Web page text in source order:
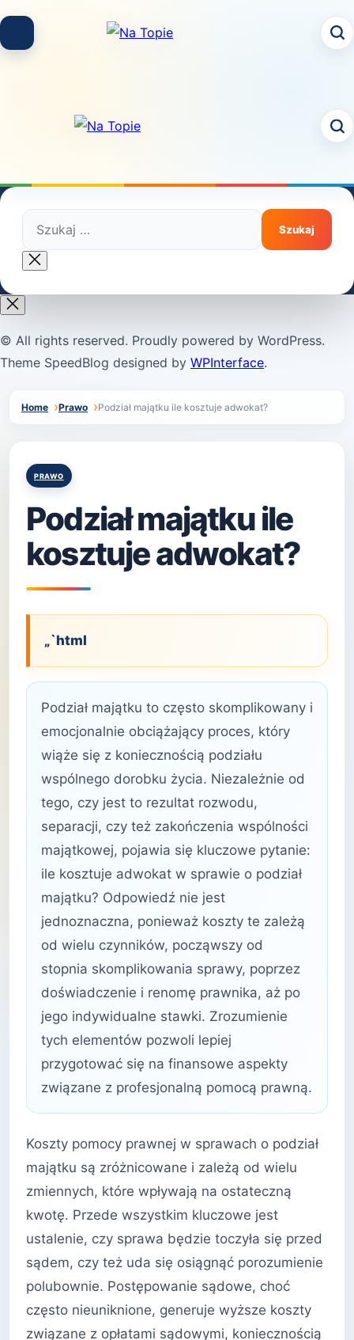
content
Szukaj:
Close
search
© All rights reserved. Proudly powered by WordPress.
Theme SpeedBlog designed by WPInterface.
Home Prawo Podział majątku ile kosztuje adwokat?
Posted
PRAWO
Podział majątku ile
kosztuje adwokat?
„`html
Podział majątku to często skomplikowany i
emocjonalnie obciążający proces, który
wiąże się z koniecznością podziału
wspólnego dorobku życia. Niezależnie od
tego, czy jest to rezultat rozwodu,
separacji, czy też zakończenia wspólności
majątkowej, pojawia się kluczowe pytanie:
ile kosztuje adwokat w sprawie o podział
majątku? Odpowiedź nie jest
jednoznaczna, ponieważ koszty te zależą
od wielu czynników, począwszy od
stopnia skomplikowania sprawy, poprzez
doświadczenie i renomę prawnika, aż po
jego indywidualne stawki. Zrozumienie
tych elementów pozwoli lepiej
przygotować się na finansowe aspekty
związane z profesjonalną pomocą prawną.
Koszty pomocy prawnej w sprawach o podział
majątku są zróżnicowane i zależą od wielu
zmiennych, które wpływają na ostateczną
kwotę. Przede wszystkim kluczowe jest
ustalenie, czy sprawa będzie toczyła się przed
sądem, czy też uda się osiągnąć porozumienie
polubownie. Postępowanie sądowe, choć
często nieuniknione, generuje wyższe koszty
związane z opłatami sądowymi, koniecznością